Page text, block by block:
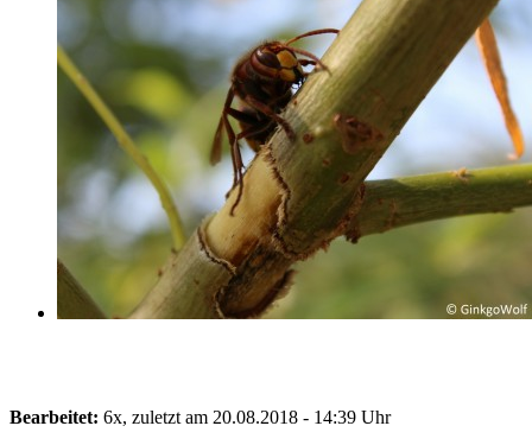
Bearbeitet: 6x, zuletzt am 20.08.2018 - 14:39 Uhr